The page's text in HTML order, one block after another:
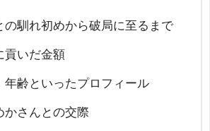
の馴れ初めから破局に至るまで
貢いだ金額
年齢といったプロフィール
かさんとの交際